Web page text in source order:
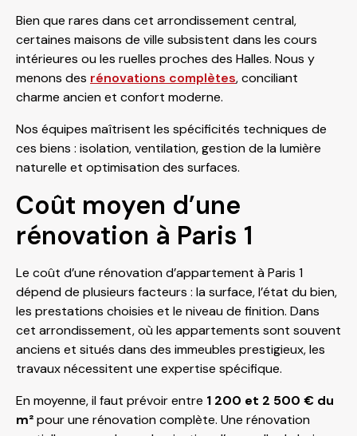
Bien que rares dans cet arrondissement central,
certaines maisons de ville subsistent dans les cours
intérieures ou les ruelles proches des Halles. Nous y
menons des rénovations complètes, conciliant
charme ancien et confort moderne.
Nos équipes maîtrisent les spécificités techniques de
ces biens : isolation, ventilation, gestion de la lumière
naturelle et optimisation des surfaces.
Coût moyen d’une
rénovation à Paris 1
Le coût d’une rénovation d’appartement à Paris 1
dépend de plusieurs facteurs : la surface, l’état du bien,
les prestations choisies et le niveau de finition. Dans
cet arrondissement, où les appartements sont souvent
anciens et situés dans des immeubles prestigieux, les
travaux nécessitent une expertise spécifique.
En moyenne, il faut prévoir entre 1 200 et 2 500 € du
m²pour une rénovation complète. Une rénovation